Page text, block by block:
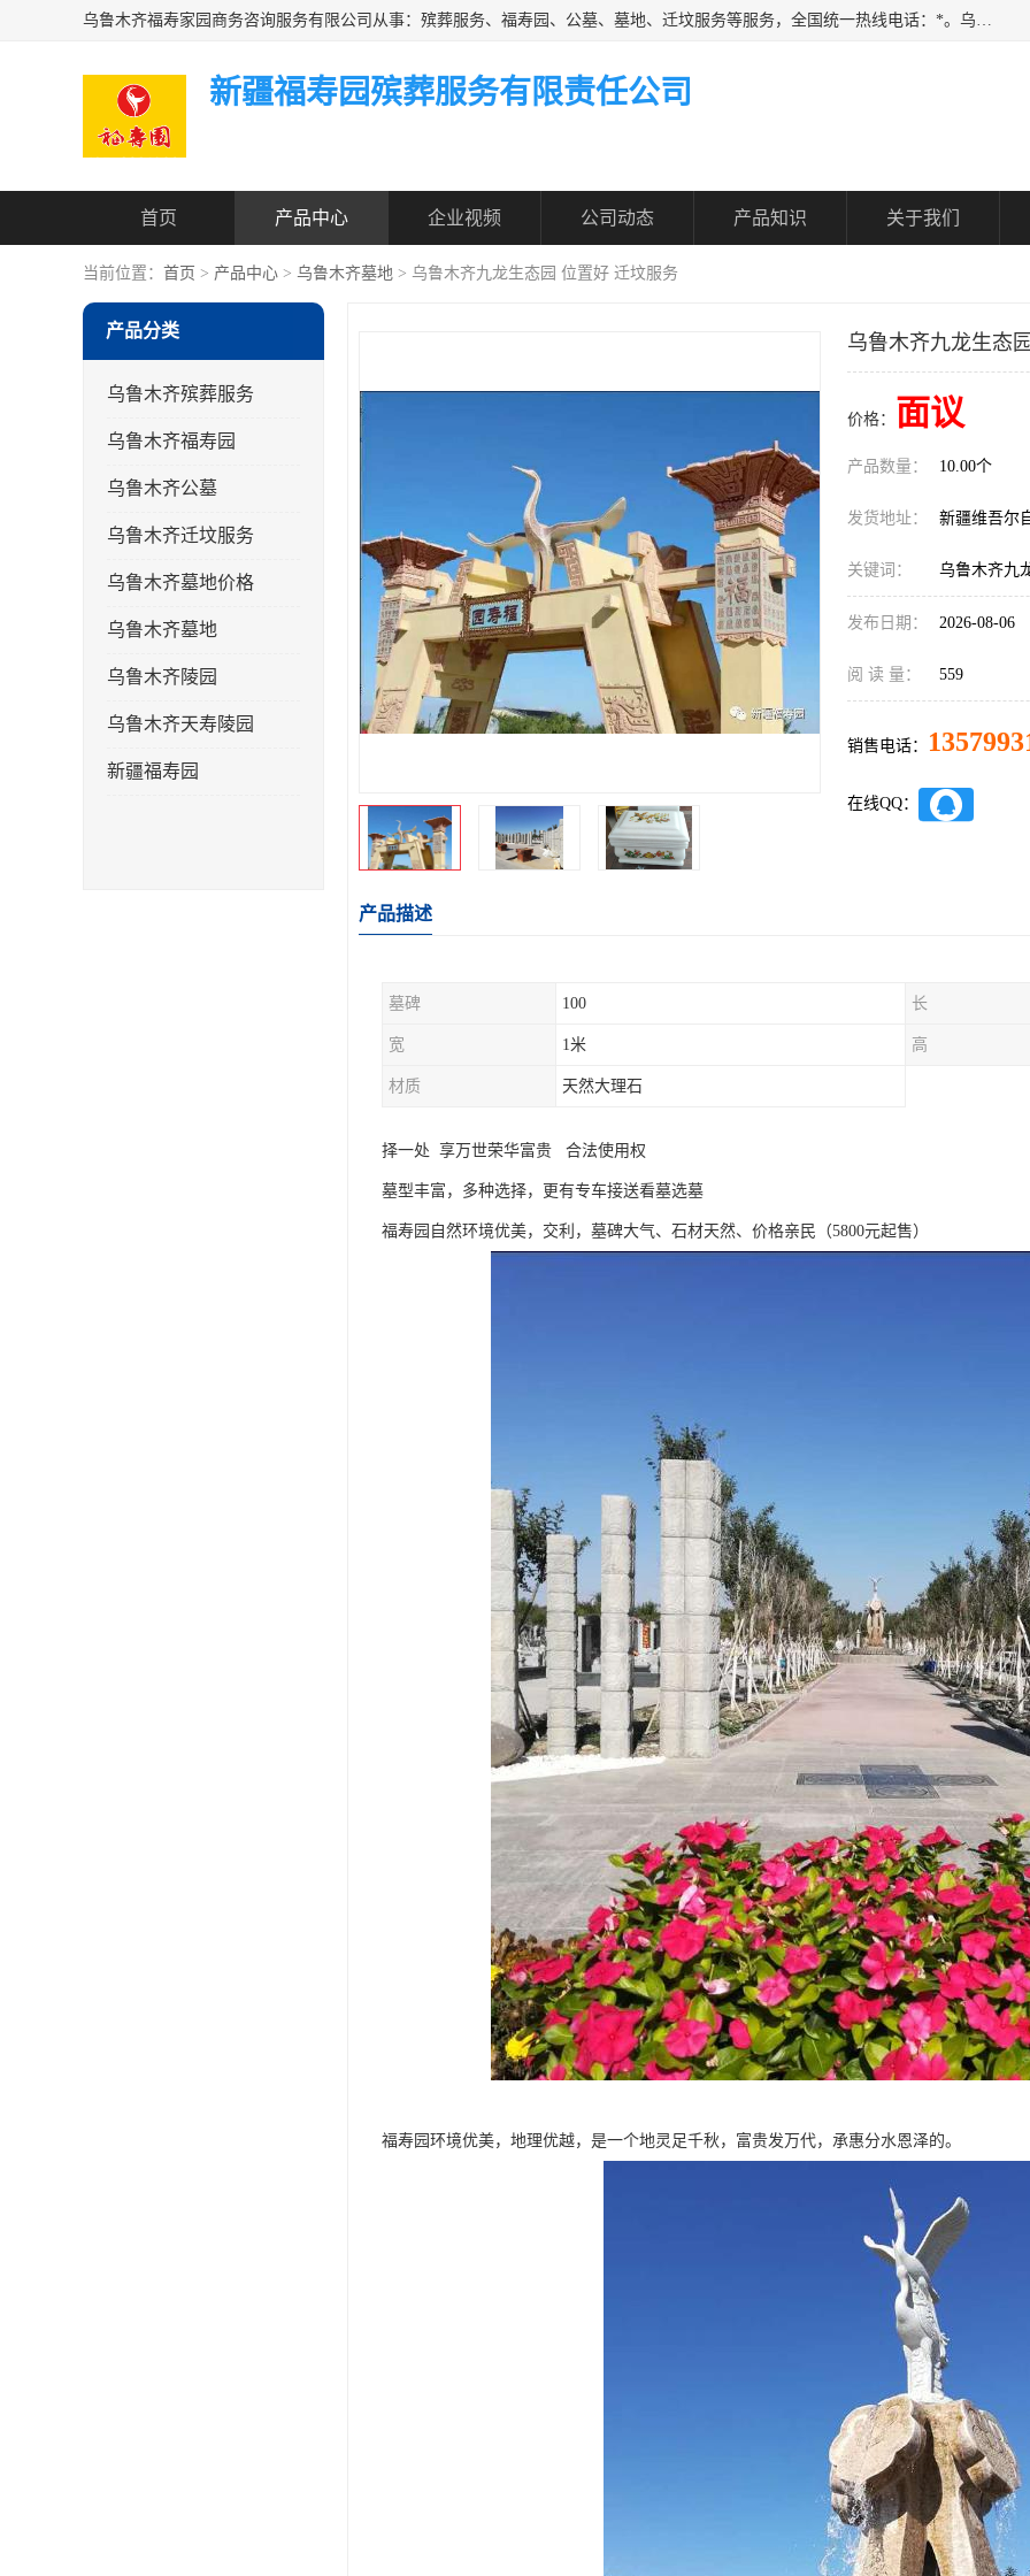
乌鲁木齐福寿家园商务咨询服务有限公司从事：殡葬服务、福寿园、公墓、墓地、迁坟服务等服务，全国统一热线电话：*。乌鲁木齐福寿家园商务咨询服务有限公司提供多种一条龙服务套餐，满足各阶层的实际需求。实实在在做到省心、省力、省钱。
新疆福寿园殡葬服务有限责任公司
首页 产品中心 企业视频 公司动态 产品知识 关于我们
当前位置： 首页 > 产品中心 > 乌鲁木齐墓地 > 乌鲁木齐九龙生态园 位置好 迁坟服务
产品分类
乌鲁木齐殡葬服务
乌鲁木齐福寿园
乌鲁木齐公墓
乌鲁木齐迁坟服务
乌鲁木齐墓地价格
乌鲁木齐墓地
乌鲁木齐陵园
乌鲁木齐天寿陵园
新疆福寿园
乌鲁木齐九龙生态
价格： 面议
产品数量： 10.00个
发货地址： 新疆维吾尔
关键词： 乌鲁木齐九
发布日期： 2026-08-06
阅 读 量： 559
销售电话：
在线QQ：
产品描述
墓碑 100 长
宽 1米 高
材质 天然大理石
择一处 享万世荣华富贵 合法使用权
墓型丰富，多种选择，更有专车接送看墓选墓
福寿园自然环境优美，交利，墓碑大气、石材天然、价格亲民（5800元起售）
福寿园环境优美，地理优越，是一个地灵足千秋，富贵发万代，承惠分水恩泽的。